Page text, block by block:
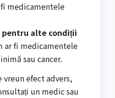
medicamentele
pentru alte condiții
ar fi medicamentele
sau cancer.
vreun efect advers,
un medic sau